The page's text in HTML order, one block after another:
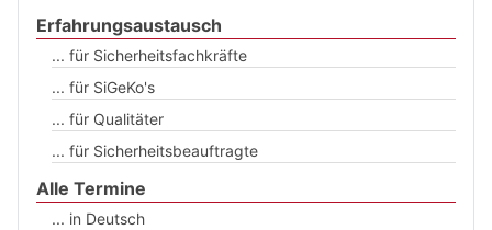
Erfahrungsaustausch
... für Sicherheitsfachkräfte
... für SiGeKo's
... für Qualitäter
... für Sicherheitsbeauftragte
Alle Termine
... in Deutsch